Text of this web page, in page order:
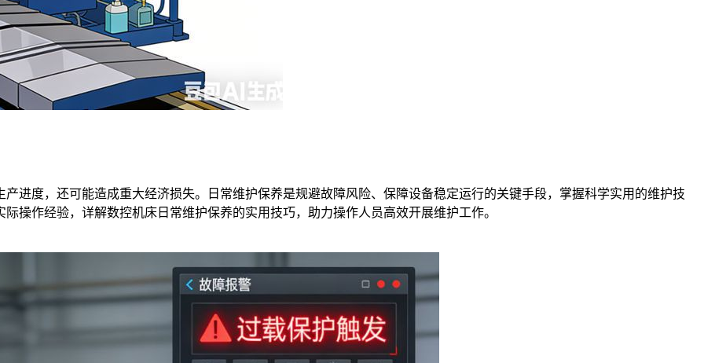
进度，还可能造成重大经济损失。日常维护保养是规避故障风险、保障设备稳定运行的关键手段，掌握科学实用的维护技
操作经验，详解数控机床日常维护保养的实用技巧，助力操作人员高效开展维护工作。